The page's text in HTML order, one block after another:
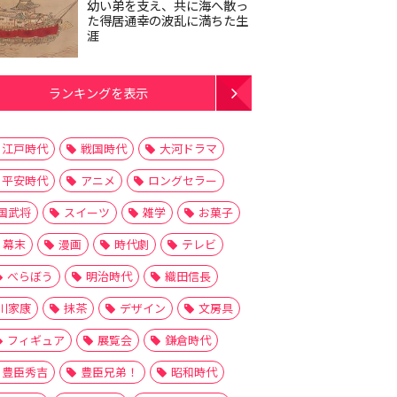
幼い弟を支え、共に海へ散っ
た得居通幸の波乱に満ちた生
涯
ランキングを表示
江戸時代 戦国時代
大河ドラマ
平安時代
アニメ
ロングセラー
武将
スイーツ 雑学
お菓子
幕末
漫画 時代劇
テレビ
べらぼう
明治時代
織田信長
家康
抹茶 デザイン
文房具
フィギュア
展覧会
鎌倉時代
豊臣秀吉
豊臣兄弟！
昭和時代